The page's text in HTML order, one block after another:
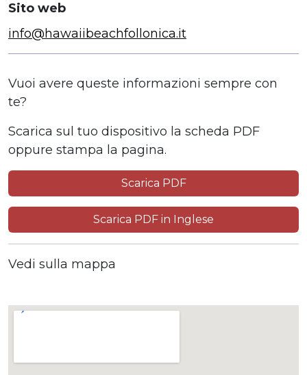
Sito web
info@hawaiibeachfollonica.it
Vuoi avere queste informazioni sempre con
te?
Scarica sul tuo dispositivo la scheda PDF
oppure stampa la pagina.
Scarica PDF
Scarica PDF in Inglese
Vedi sulla mappa